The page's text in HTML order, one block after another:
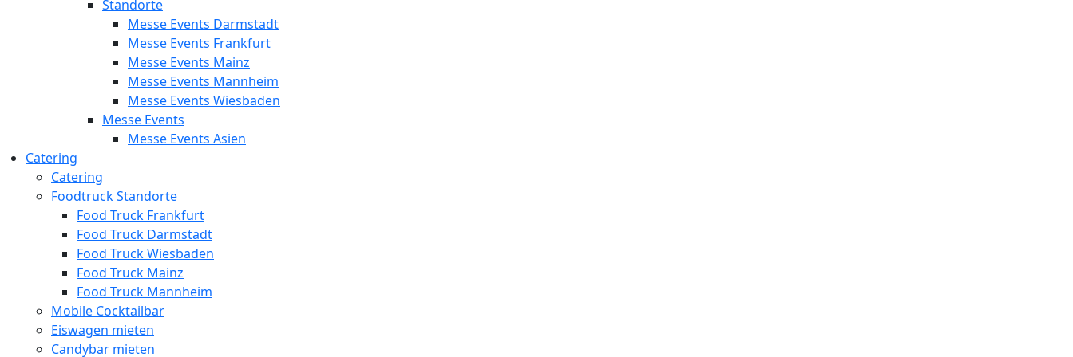
Standorte
Messe Events Darmstadt
Messe Events Frankfurt
Messe Events Mainz
Messe Events Mannheim
Messe Events Wiesbaden
Messe Events
Messe Events Asien
Catering
Catering
Foodtruck Standorte
Food Truck Frankfurt
Food Truck Darmstadt
Food Truck Wiesbaden
Food Truck Mainz
Food Truck Mannheim
Mobile Cocktailbar
Eiswagen mieten
Candybar mieten